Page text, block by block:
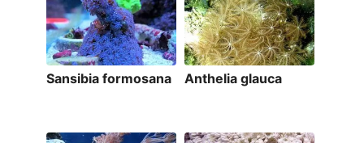
Sansibia formosana Anthelia glauca